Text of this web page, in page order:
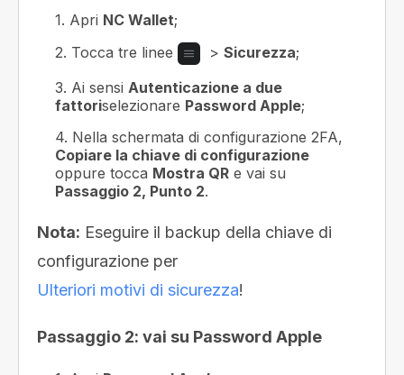
1. Apri NC Wallet;
2. Tocca tre linee
> Sicurezza;
3. Ai sensi Autenticazione a due
fattoriselezionare Password Apple;
4. Nella schermata di configurazione 2FA,
Copiare la chiave di configurazione
oppure tocca Mostra QR e vai su
Passaggio 2, Punto 2.
Nota: Eseguire il backup della chiave di
configurazione per
Ulteriori motivi di sicurezza!
Passaggio 2: vai su Password Apple